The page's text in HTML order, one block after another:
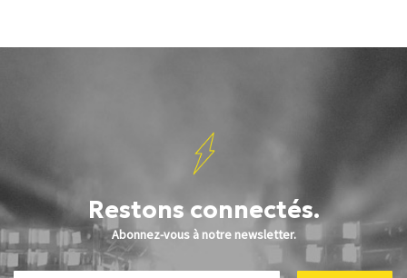
Restons connectés.
Abonnez-vous à notre newsletter.